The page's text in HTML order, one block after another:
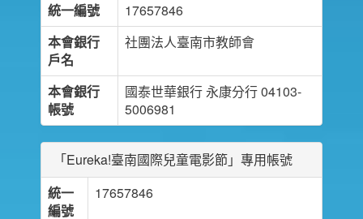
統一編號
17657846
本會銀行
戶名
社團法人臺南市教師會
本會銀行
帳號
國泰世華銀行 永康分行 04103-
5006981
「Eureka!臺南國際兒童電影節」專用帳號
統一
編號
17657846